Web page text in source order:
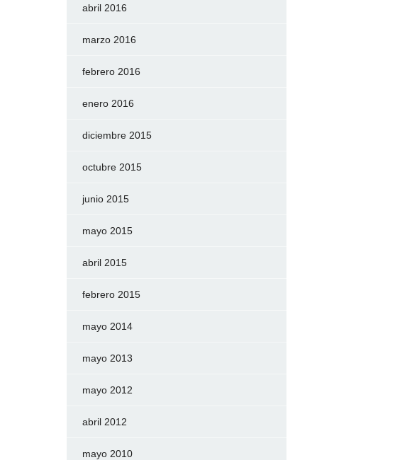
abril 2016
marzo 2016
febrero 2016
enero 2016
diciembre 2015
octubre 2015
junio 2015
mayo 2015
abril 2015
febrero 2015
mayo 2014
mayo 2013
mayo 2012
abril 2012
mayo 2010